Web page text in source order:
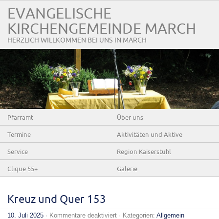
EVANGELISCHE
KIRCHENGEMEINDE MARCH
HERZLICH WILLKOMMEN BEI UNS IN MARCH
Pfarramt Über uns
Termine Aktivitäten und Aktive
Service Region Kaiserstuhl
Clique 55+ Galerie
Kreuz und Quer 153
10. Juli 2025 · Kommentare deaktiviertfür· Kategorien: Allgemein